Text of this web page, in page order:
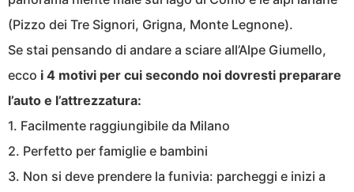
(Pizzo dei Tre Signori, Grigna, Monte Legnone).
Se stai pensando di andare a sciare all’Alpe Giumello,
ecco i 4 motivi per cui secondo noi dovresti preparare
l’auto e l’attrezzatura:
1. Facilmente raggiungibile da Milano
2. Perfetto per famiglie e bambini
3. Non si deve prendere la funivia: parcheggi e inizi a